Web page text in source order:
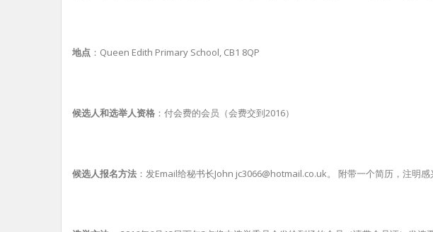
地点 ：Queen Edith Primary School, CB1 8QP
候选人和选举人资格 ：付会费的会员（会费交到2016）
候选人报名方法 ：发Email给秘书长John jc3066@hotmail.co.uk。 附带一个简历，注明